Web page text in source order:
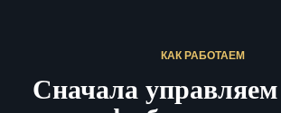
КАК РАБОТАЕМ
Сначала